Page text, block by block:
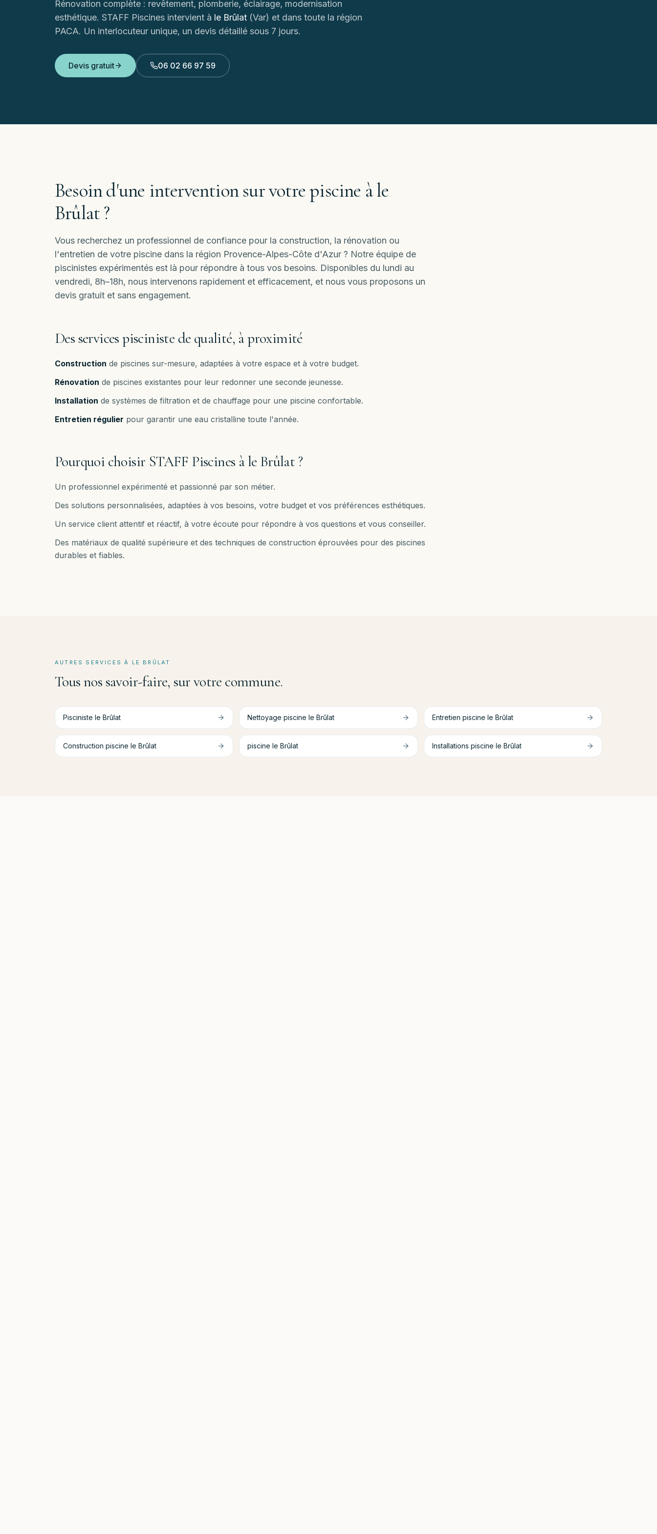
Rénovation complète : revêtement, plomberie, éclairage, modernisation
esthétique. STAFF Piscines intervient à le Brûlat (Var) et dans toute la région
PACA. Un interlocuteur unique, un devis détaillé sous 7 jours.
Devis gratuit 06 02 66 97 59
Besoin d'une intervention sur votre piscine àle
Brûlat?
Vous recherchez un professionnel de confiance pour la construction, la rénovation ou
l'entretien de votre piscine dans la région Provence-Alpes-Côte d'Azur ? Notre équipe de
piscinistes expérimentés est là pour répondre à tous vos besoins. Disponibles du lundi au
vendredi, 8h–18h, nous intervenons rapidement et efficacement, et nous vous proposons un
devis gratuit et sans engagement.
Des services pisciniste de qualité, à proximité
Construction de piscines sur-mesure, adaptées à votre espace et à votre budget.
Rénovation de piscines existantes pour leur redonner une seconde jeunesse.
Installation de systèmes de filtration et de chauffage pour une piscine confortable.
Entretien régulier pour garantir une eau cristalline toute l'année.
Pourquoi choisir STAFF Piscines àle Brûlat ?
Un professionnel expérimenté et passionné par son métier.
Des solutions personnalisées, adaptées à vos besoins, votre budget et vos préférences esthétiques.
Un service client attentif et réactif, à votre écoute pour répondre à vos questions et vous conseiller.
Des matériaux de qualité supérieure et des techniques de construction éprouvées pour des piscines
durables et fiables.
AUTRES SERVICES À LE BRÛLAT
Tous nos savoir-faire, sur votre commune.
Pisciniste le Brûlat Nettoyage piscine le Brûlat Entretien piscine le Brûlat
Construction piscine le Brûlat piscine le Brûlat Installations piscine le Brûlat